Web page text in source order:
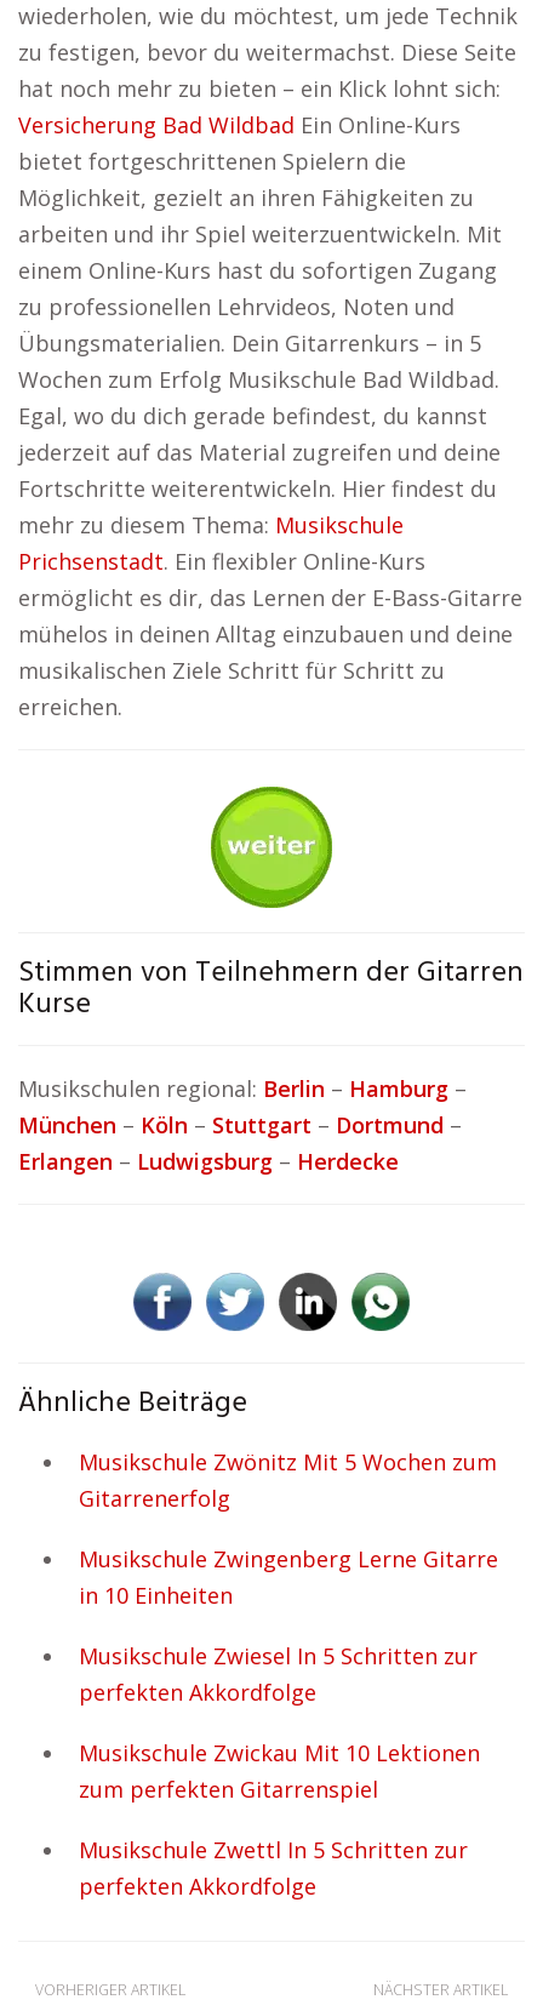
wiederholen, wie du möchtest, um jede Technik
zu festigen, bevor du weitermachst. Diese Seite
hat noch mehr zu bieten – ein Klick lohnt sich:
Versicherung Bad Wildbad Ein Online-Kurs
bietet fortgeschrittenen Spielern die
Möglichkeit, gezielt an ihren Fähigkeiten zu
arbeiten und ihr Spiel weiterzuentwickeln. Mit
einem Online-Kurs hast du sofortigen Zugang
zu professionellen Lehrvideos, Noten und
Übungsmaterialien. Dein Gitarrenkurs – in 5
Wochen zum Erfolg Musikschule Bad Wildbad.
Egal, wo du dich gerade befindest, du kannst
jederzeit auf das Material zugreifen und deine
Fortschritte weiterentwickeln. Hier findest du
mehr zu diesem Thema: Musikschule
Prichsenstadt. Ein flexibler Online-Kurs
ermöglicht es dir, das Lernen der E-Bass-Gitarre
mühelos in deinen Alltag einzubauen und deine
musikalischen Ziele Schritt für Schritt zu
erreichen.
Stimmen von Teilnehmern der Gitarren
Kurse
Musikschulen regional: Berlin – Hamburg –
München – Köln – Stuttgart – Dortmund –
Erlangen – Ludwigsburg – Herdecke
Ähnliche Beiträge
Musikschule Zwönitz Mit 5 Wochen zum
Gitarrenerfolg
Musikschule Zwingenberg Lerne Gitarre
in 10 Einheiten
Musikschule Zwiesel In 5 Schritten zur
perfekten Akkordfolge
Musikschule Zwickau Mit 10 Lektionen
zum perfekten Gitarrenspiel
Musikschule Zwettl In 5 Schritten zur
perfekten Akkordfolge
VORHERIGER ARTIKEL NÄCHSTER ARTIKEL